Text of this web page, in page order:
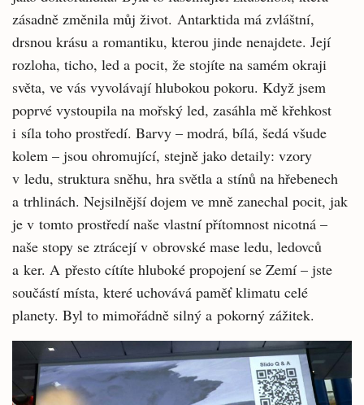
zásadně změnila můj život. Antarktida má zvláštní,
drsnou krásu a romantiku, kterou jinde nenajdete. Její
rozloha, ticho, led a pocit, že stojíte na samém okraji
světa, ve vás vyvolávají hlubokou pokoru. Když jsem
poprvé vystoupila na mořský led, zasáhla mě křehkost
i síla toho prostředí. Barvy – modrá, bílá, šedá všude
kolem – jsou ohromující, stejně jako detaily: vzory
v ledu, struktura sněhu, hra světla a stínů na hřebenech
a trhlinách. Nejsilnější dojem ve mně zanechal pocit, jak
je v tomto prostředí naše vlastní přítomnost nicotná –
naše stopy se ztrácejí v obrovské mase ledu, ledovců
a ker. A přesto cítíte hluboké propojení se Zemí – jste
součástí místa, které uchovává paměť klimatu celé
planety. Byl to mimořádně silný a pokorný zážitek.